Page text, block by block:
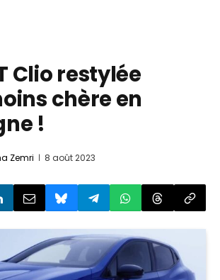
Clio restylée
chère en
!
Zemri 8 août 2023